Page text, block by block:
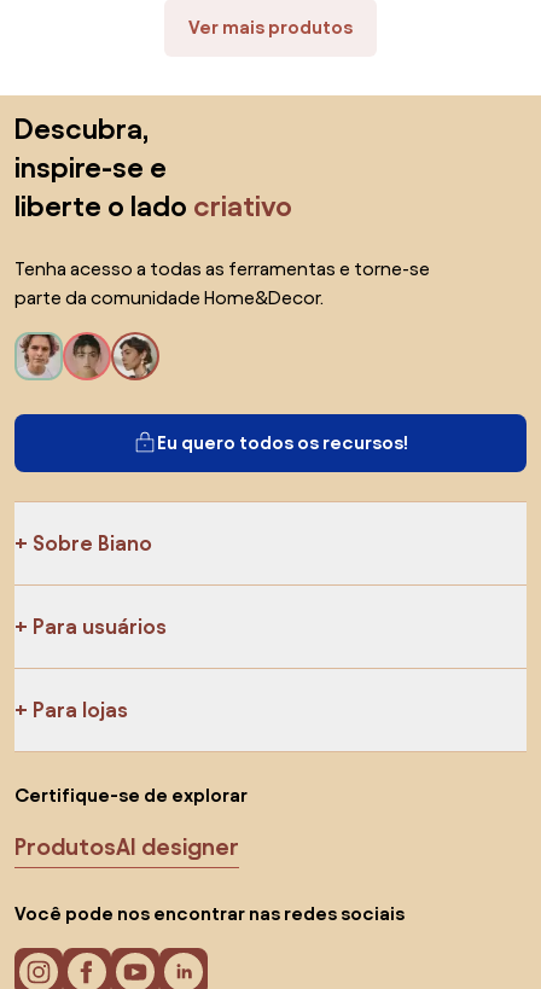
Ver mais produtos
Descubra,
inspire-se e
liberte o lado criativo
Tenha acesso a todas as ferramentas e torne-se
parte da comunidade Home&Decor.
Eu quero todos os recursos!
Sobre Biano
Para usuários
Para lojas
Certifique-se de explorar
ProdutosAI designer
Você pode nos encontrar nas redes sociais